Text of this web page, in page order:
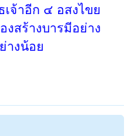
จ้าอีก ๔ อสงไขย
สร้างบารมีอย่าง
างน้อย